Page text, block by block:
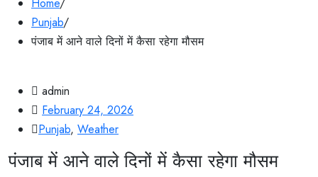
Punjab/
पंजाब में आने वाले दिनों में कैसा रहेगा मौसम
admin
February 24, 2026
Punjab, Weather
पंजाब में आने वाले दिनों में कैसा रहेगा मौसम